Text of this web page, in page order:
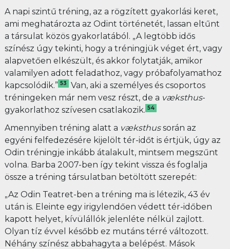
A napi szintű tréning, az a rögzített gyakorlási keret,
ami meghatározta az Odint történetét, lassan eltűnt
a társulat közös gyakorlatából. „A legtöbb idős
színész úgy tekinti, hogy a tréningjük véget ért, vagy
alapvetően elkészült, és akkor folytatják, amikor
valamilyen adott feladathoz, vagy próbafolyamathoz
kapcsolódik.” 53
Van, aki a személyes és csoportos
tréningeken már nem vesz részt, de a væksthus-
gyakorlathoz szívesen csatlakozik. 54
Amennyiben tréning alatt a væksthussorán az
egyéni felfedezésére kijelölt tér-időt is értjük, úgy az
Odin tréningje inkább átalakult, mintsem megszűnt
volna. Barba 2007-ben így tekint vissza és foglalja
össze a tréning társulatban betöltött szerepét:
„Az Odin Teatret-ben a tréning ma is létezik, 43 év
után is. Eleinte egy irigylendően védett tér-időben
kapott helyet, kívülállók jelenléte nélkül zajlott.
Olyan tíz évvel később ez mutáns térré változott.
Néhány színész abbahagyta a belépést. Mások